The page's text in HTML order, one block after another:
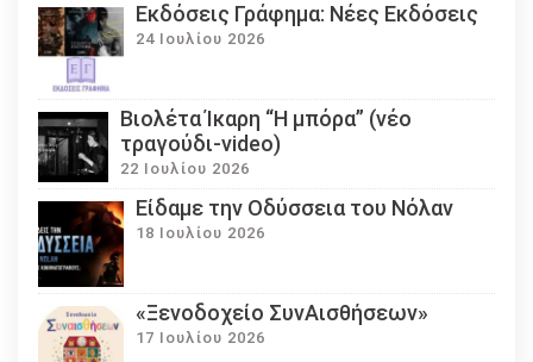
Εκδόσεις Γράφημα: Νέες Εκδόσεις
24 Ιουλίου 2026
Βιολέτα Ίκαρη “Η μπόρα” (νέο
τραγούδι-video)
22 Ιουλίου 2026
Eίδαμε την Οδύσσεια του Νόλαν
18 Ιουλίου 2026
«Ξενοδοχείο ΣυνΑισθήσεων»
17 Ιουλίου 2026